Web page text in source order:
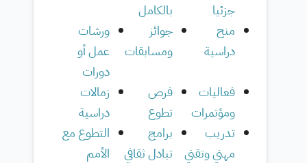
جزئيا
بالكامل
منح
دراسية
جوائز
ومسابقات
ورشات
عمل أو
دورات
فعاليات
ومؤتمرات
فرص
تطوع
زمالات
دراسية
تدريب
مهني وتقني
برامج
تبادل ثقافي
التطوع مع
الأمم